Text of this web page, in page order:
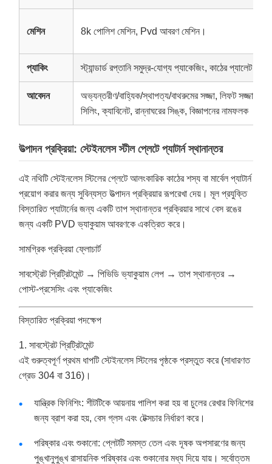
মেশিন 8k পোলিশ মেশিন, Pvd আবরণ মেশিন।
প্যাকিং স্ট্যান্ডার্ড রপ্তানি সমুদ্র-যোগ্য প্যাকেজিং, কাঠের প্যালেট বা
আবেদন
অভ্যন্তরীণ/বাহ্যিক/স্থাপত্য/বাথরুমের সজ্জা, লিফট সজ্জা,
সিলিং, ক্যাবিনেট, রান্নাঘরের সিঙ্ক, বিজ্ঞাপনের নামফলক
উত্পাদন প্রক্রিয়া: স্টেইনলেস স্টীল প্লেটে প্যাটার্ন স্থানান্তর
এই নথিটি স্টেইনলেস স্টিলের প্লেটে আলংকারিক কাঠের শস্য বা মার্বেল প্যাটার্ন
প্রয়োগ করার জন্য সুবিন্যস্ত উত্পাদন প্রক্রিয়ার রূপরেখা দেয়। মূল প্রযুক্তি
বিস্তারিত প্যাটার্নের জন্য একটি তাপ স্থানান্তর প্রক্রিয়ার সাথে বেস রঙের
জন্য একটি PVD ভ্যাকুয়াম আবরণকে একত্রিত করে।
সামগ্রিক প্রক্রিয়া ফ্লোচার্ট
সাবস্ট্রেট প্রিট্রিটমেন্ট → পিভিডি ভ্যাকুয়াম লেপ → তাপ স্থানান্তর →
পোস্ট-প্রসেসিং এবং প্যাকেজিং
বিস্তারিত প্রক্রিয়া পদক্ষেপ
1. সাবস্ট্রেট প্রিট্রিটমেন্ট
এই গুরুত্বপূর্ণ প্রথম ধাপটি স্টেইনলেস স্টিলের পৃষ্ঠকে প্রস্তুত করে (সাধারণত
গ্রেড 304 বা 316)।
যান্ত্রিক ফিনিশিং: শীটটিকে আয়নায় পালিশ করা হয় বা চুলের রেখার ফিনিশের
জন্য ব্রাশ করা হয়, বেস গ্লস এবং টেক্সচার নির্ধারণ করে।
পরিষ্কার এবং শুকানো: প্লেটটি সমস্ত তেল এবং দূষক অপসারণের জন্য
পুঙ্খানুপুঙ্খ রাসায়নিক পরিষ্কার এবং শুকানোর মধ্য দিয়ে যায়। সর্বোত্তম